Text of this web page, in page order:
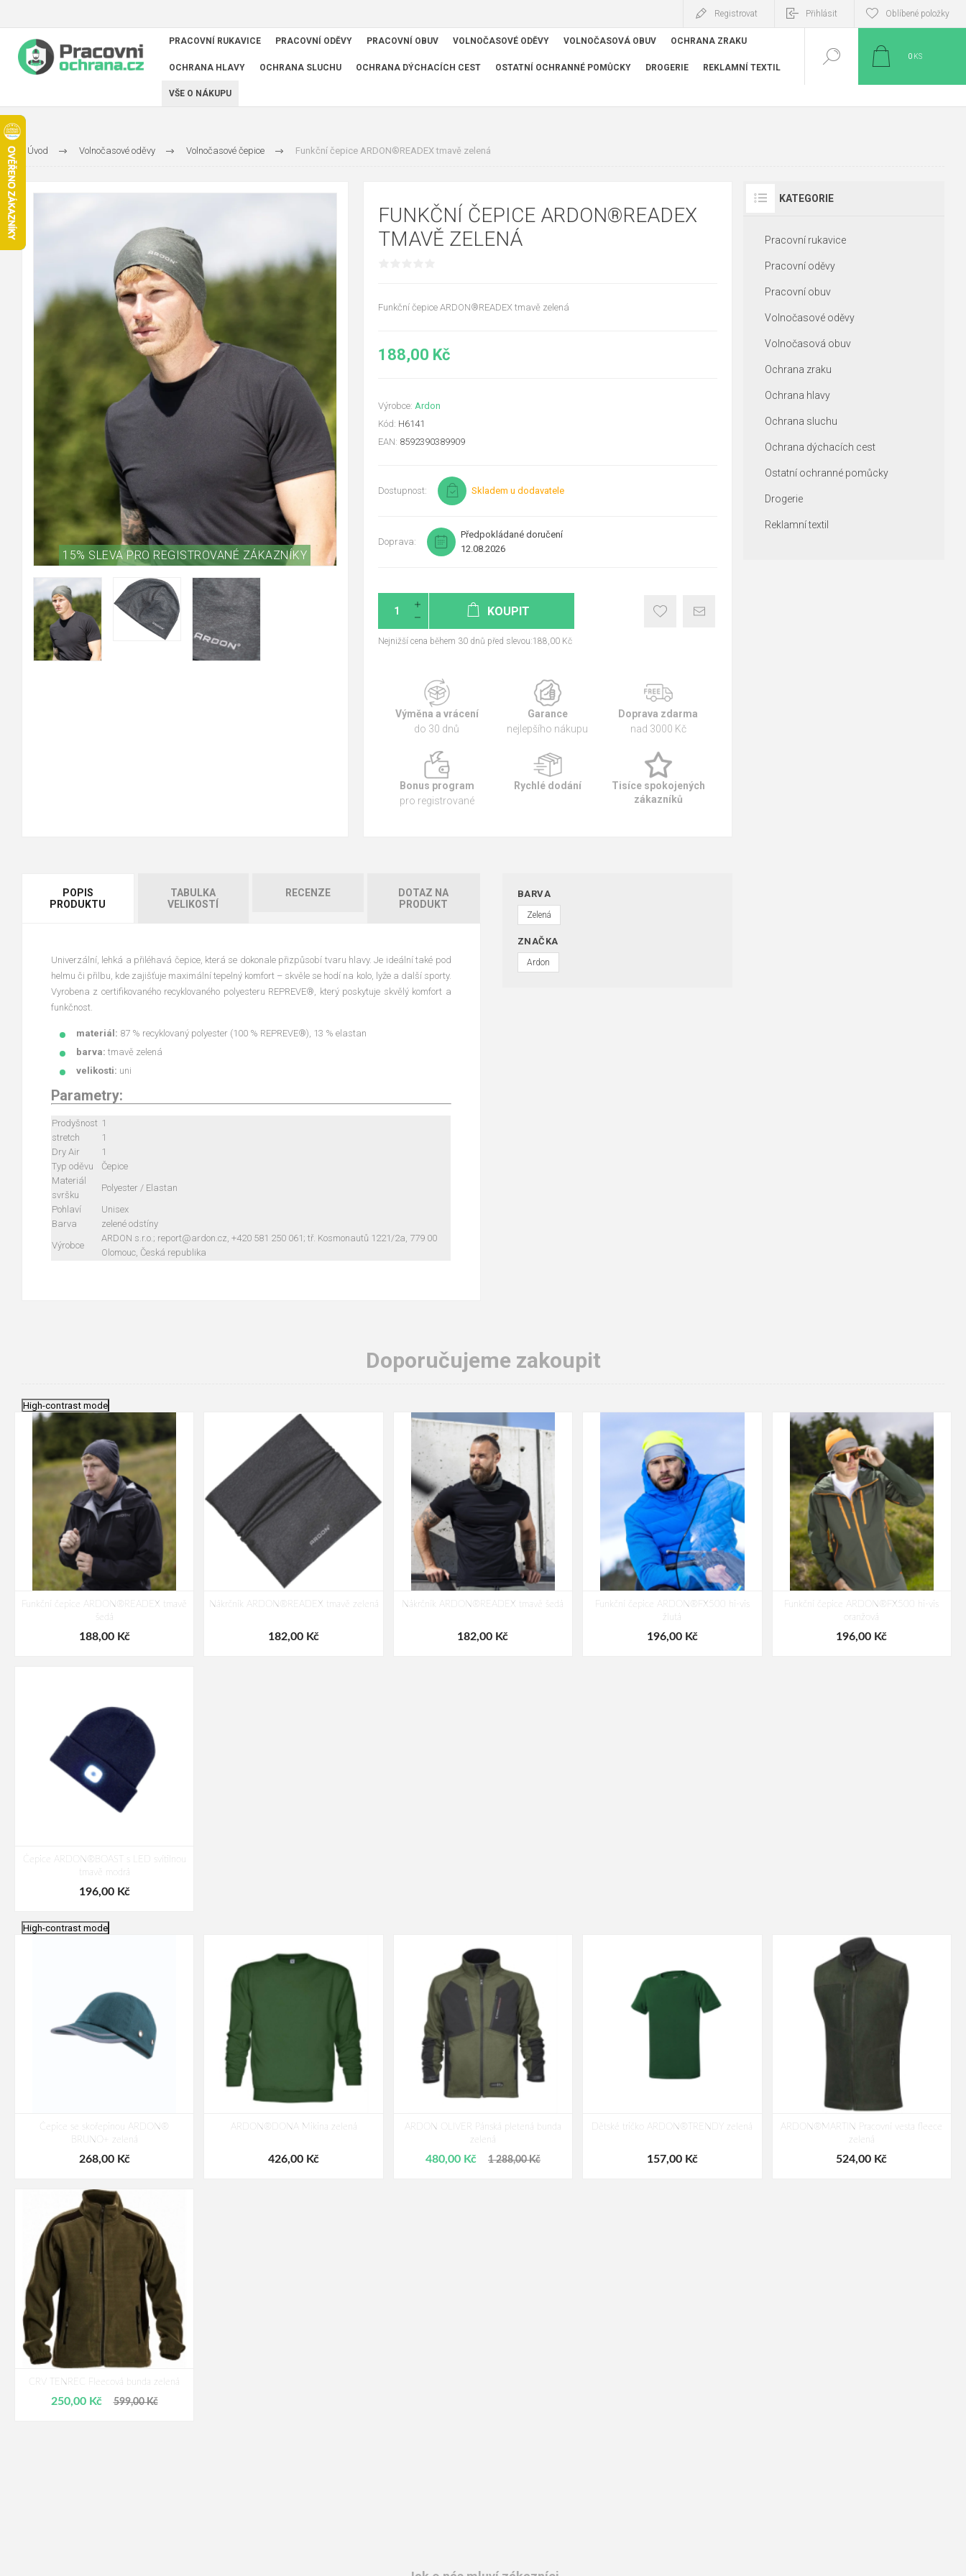
Registrovat Přihlásit Oblíbené položky
PRACOVNÍ RUKAVICE PRACOVNÍ ODĚVY PRACOVNÍ OBUV VOLNOČASOVÉ ODĚVY VOLNOČASOVÁ OBUV OCHRANA ZRAKU
OCHRANA HLAVY OCHRANA SLUCHU OCHRANA DÝCHACÍCH CEST OSTATNÍ OCHRANNÉ POMŮCKY DROGERIE REKLAMNÍ TEXTIL
VŠE O NÁKUPU
0 KS
Úvod Volnočasové oděvy Volnočasové čepice Funkční čepice ARDON®READEX tmavě zelená
15% SLEVA PRO REGISTROVANÉ ZÁKAZNÍKY
FUNKČNÍ ČEPICE ARDON®READEX
TMAVĚ ZELENÁ
Funkční čepice ARDON®READEX tmavě zelená
188,00 Kč
Výrobce: Ardon
Kód: H6141
EAN: 8592390389909
Dostupnost: Skladem u dodavatele
Doprava:
Předpokládané doručení
12.08.2026
KOUPIT
Nejnižší cena během 30 dnů před slevou:188,00 Kč
Výměna a vrácení
do 30 dnů
Garance
nejlepšího nákupu
Doprava zdarma
nad 3000 Kč
Bonus program
pro registrované
Rychlé dodání
Tisíce spokojených
zákazníků
POPIS
PRODUKTU
TABULKA
VELIKOSTÍ
RECENZE
DOTAZ NA
PRODUKT
Univerzální, lehká a přiléhavá čepice, která se dokonale přizpůsobí tvaru hlavy. Je ideální také pod
helmu či přilbu, kde zajišťuje maximální tepelný komfort – skvěle se hodí na kolo, lyže a další sporty.
Vyrobena z certifikovaného recyklovaného polyesteru REPREVE®, který poskytuje skvělý komfort a
funkčnost.
materiál: 87 % recyklovaný polyester (100 % REPREVE®), 13 % elastan
barva: tmavě zelená
velikosti: uni
Parametry:
Prodyšnost 1
stretch
1
Dry Air
1
Typ oděvu
Čepice
Materiál
svršku
Polyester / Elastan
Pohlaví
Unisex
Barva
zelené odstíny
Výrobce
ARDON s.r.o.; report@ardon.cz, +420 581 250 061; tř. Kosmonautů 1221/2a, 779 00
Olomouc, Česká republika
BARVA
Zelená
ZNAČKA
Ardon
KATEGORIE
Pracovní rukavice
Pracovní oděvy
Pracovní obuv
Volnočasové oděvy
Volnočasová obuv
Ochrana zraku
Ochrana hlavy
Ochrana sluchu
Ochrana dýchacích cest
Ostatní ochranné pomůcky
Drogerie
Reklamní textil
Doporučujeme zakoupit
High-contrast mode
Funkční čepice ARDON®READEX tmavě
šedá
188,00 Kč
Nákrčník ARDON®READEX tmavě zelená
182,00 Kč
Nákrčník ARDON®READEX tmavě šedá
182,00 Kč
Funkční čepice ARDON®FX500 hi-vis
žlutá
196,00 Kč
Funkční čepice ARDON®FX500 hi-vis
oranžová
196,00 Kč
Čepice ARDON®BOAST s LED svítilnou
tmavě modrá
196,00 Kč
High-contrast mode
Čepice se skořepinou ARDON®
BRUNO+ zelená
268,00 Kč
ARDON®DONA Mikina zelená
426,00 Kč
ARDON OLIVER Pánská pletená bunda
zelená
480,00 Kč 1 288,00 Kč
Dětské tričko ARDON®TRENDY zelená
157,00 Kč
ARDON®MARTIN Pracovní vesta fleece
zelená
524,00 Kč
CRV TENREC Fleecová bunda zelená
250,00 Kč 599,00 Kč